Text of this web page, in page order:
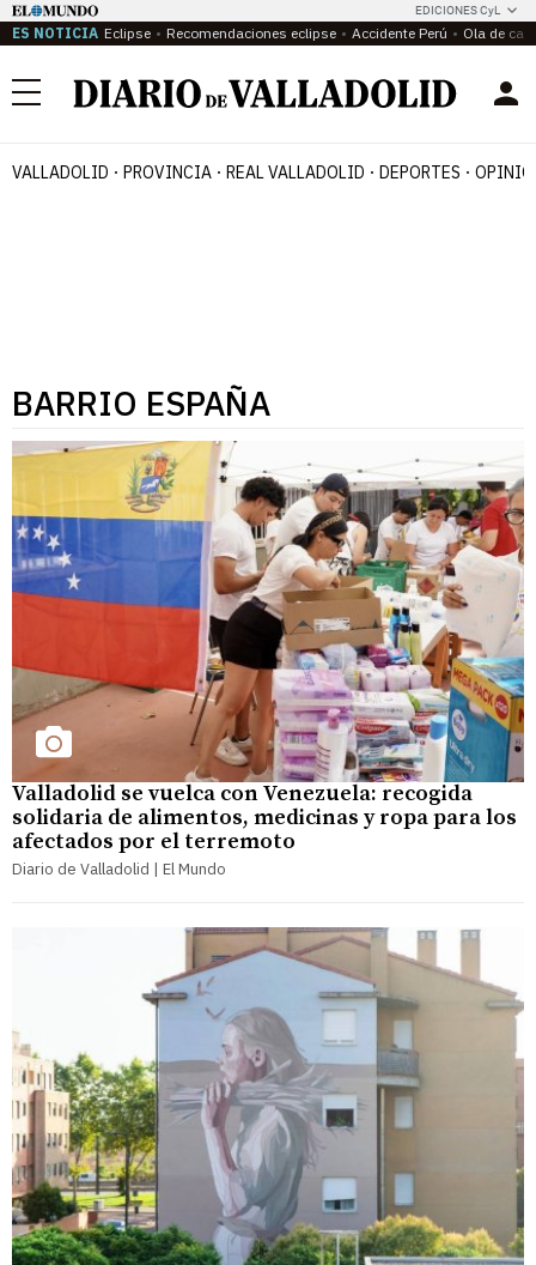
EDICIONES CyL
ES NOTICIA Eclipse Recomendaciones eclipse Accidente Perú Ola de
Menú
VALLADOLID PROVINCIA REAL VALLADOLID DEPORTES
BARRIO ESPAÑA
Valladolid se vuelca con Venezuela: recogida
solidaria de alimentos, medicinas y ropa para los
afectados por el terremoto
Diario de Valladolid | El Mundo